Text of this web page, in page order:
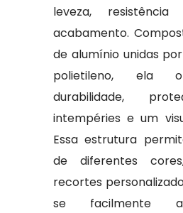
leveza,
acabamento.
de alumínio unidas
polietileno, ela
durabilidade,
intempéries e um
Essa estrutura
de diferentes
recortes
se facilmente a